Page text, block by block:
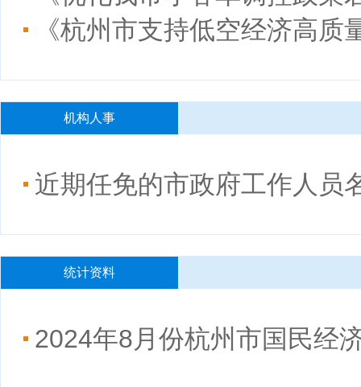
《杭州市支持低空经济高
机构人事
近期任免的市政府工作人员
统计资料
2024年8月份杭州市国民经